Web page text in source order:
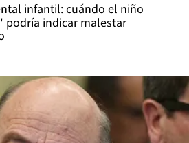
infantil: cuándo el niño
indicar malestar